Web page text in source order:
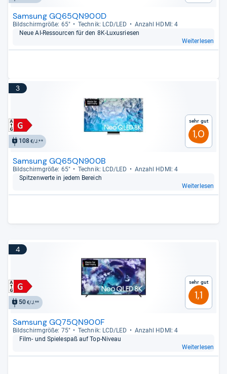
Samsung GQ65QN900D
Bild­schirm­größe: 65" Tech­nik: LCD/LED
Anzahl HDMI: 4
Neue AI-​Res­sour­cen für den 8K-​Luxus­rie­sen
Weiterlesen
3
108 €/J.**
Sehr gut
1,0
Samsung GQ65QN900B
Bild­schirm­größe: 65" Tech­nik: LCD/LED
Anzahl HDMI: 4
Spit­zen­werte in jedem Bereich
Weiterlesen
4
50€/J.**
Sehr gut
1,1
Samsung GQ75QN900F
Bild­schirm­größe: 75" Tech­nik: LCD/LED
Anzahl HDMI: 4
Film-​ und Spie­le­spaß auf Top-​Niveau
Weiterlesen